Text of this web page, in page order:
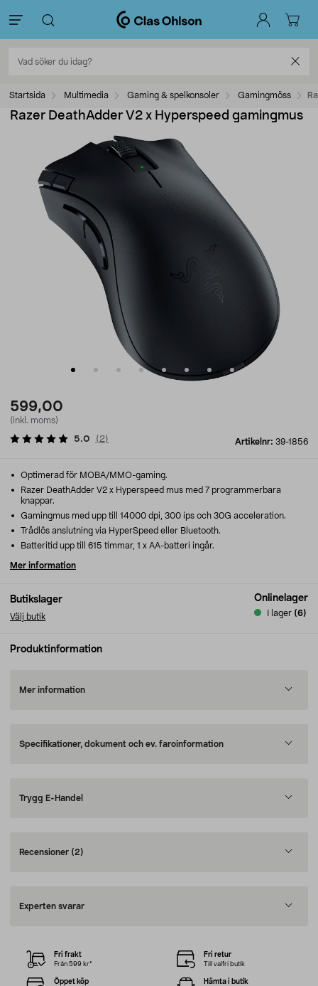
Startsida Multimedia Gaming & spelkonsoler Gamingmöss
Razer DeathAdder V2 x Hyperspeed gamingmus
599,00
(inkl. moms)
Artikelnr: 39-1856
5.0 ( 2)
Butikslager
Välj butik
Onlinelager
I lager (6)
Optimerad för MOBA/MMO-gaming.
Razer DeathAdder V2 x Hyperspeed mus med 7 programmerbara
knappar.
Gamingmus med upp till 14000 dpi, 300 ips och 30G acceleration.
Trådlös anslutning via HyperSpeed eller Bluetooth.
Batteritid upp till 615 timmar, 1 x AA-batteri ingår.
Mer information
Produktinformation
Mer information
Specifikationer, dokument och ev. faroinformation
Trygg E-Handel
Recensioner (2)
Experten svarar
Fri frakt
Från 599 kr*
Fri retur
Till valfri butik
Öppet köp Hämta i butik